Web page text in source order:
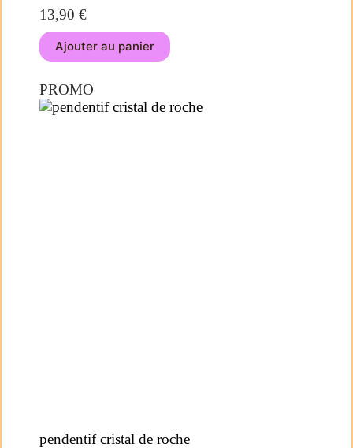
13,90 €
Ajouter au panier
PROMO
pendentif cristal de roche